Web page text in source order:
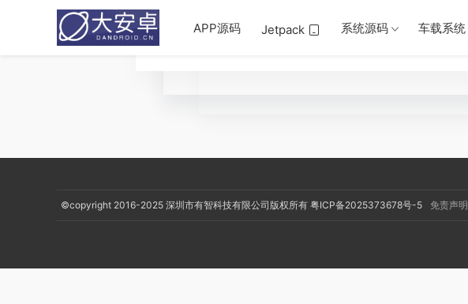
APP源码 Jetpack 系统源码 车载系统
©copyright 2016-2025 深圳市有智科技有限公司版权所有 粤ICP备2025373678号-5 免责声明